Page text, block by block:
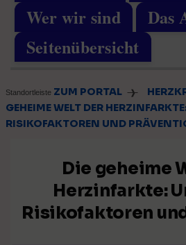
Wer wir sind
Das
Seitenübersicht
Standortleiste ZUM PORTAL ❱
GEHEIME WELT DER
RISIKOFAKTOREN UND
Die geheime
Herzinfarkte:
Risikofaktoren